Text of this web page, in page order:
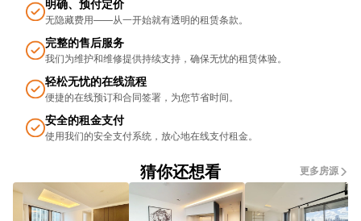
无隐藏费用——从一开始就有透明的租赁条款。
完整的售后服务
我们为维护和维修提供持续支持，确保无忧的租​​赁体验。
轻松无忧的在线流程
便捷的在线预订和合同签署，为您节省时间。
安全的租金支付
使用我们的安全支付系统，放心地在线支付租金。
猜你还想看 更多房源